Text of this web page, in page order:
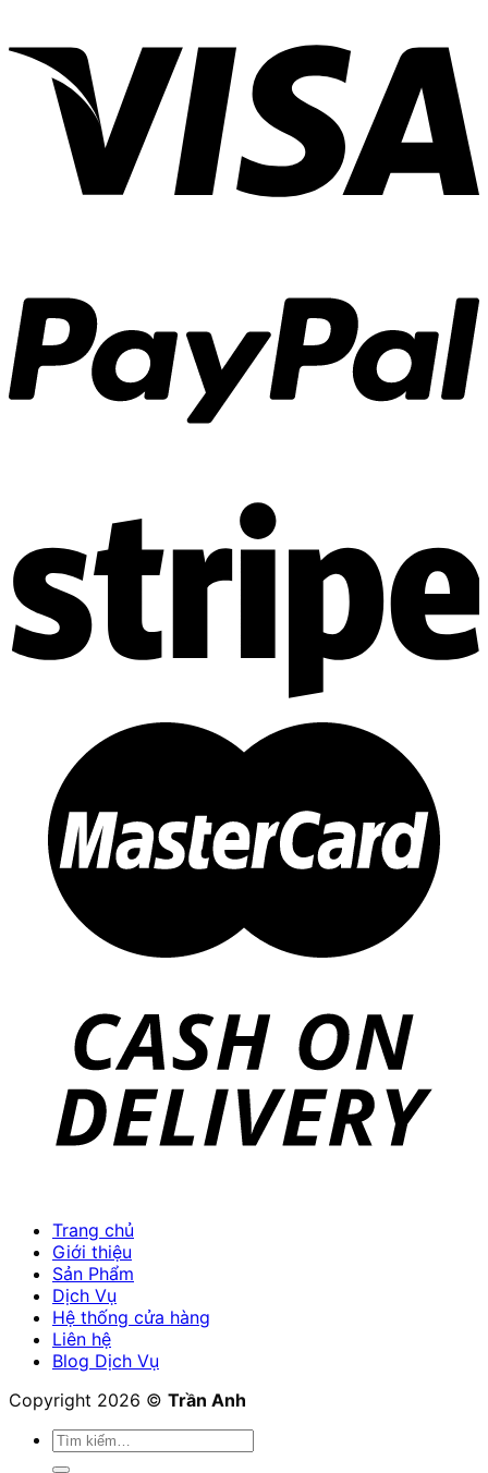
Trang chủ
Giới thiệu
Sản Phẩm
Dịch Vụ
Hệ thống cửa hàng
Liên hệ
Blog Dịch Vụ
Copyright 2026 © Trần Anh
Tìm